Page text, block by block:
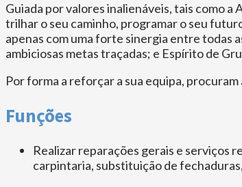
Guiada por valores inalienáveis, tais como
trilhar o seu caminho, programar o seu
apenas com uma forte sinergia entre todas
ambiciosas metas traçadas; e Espírito de
Por forma a reforçar a sua equipa,
Funções
Realizar reparações gerais e serviços
carpintaria, substituição de